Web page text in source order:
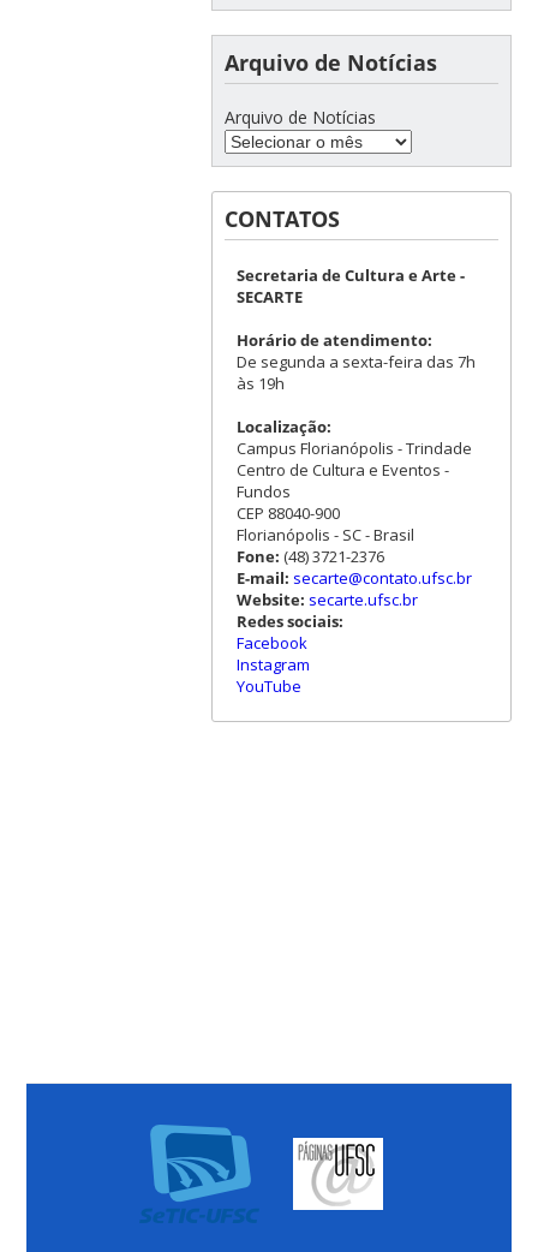
Arquivo de Notícias
Arquivo de Notícias
CONTATOS
Secretaria de Cultura e Arte -
SECARTE
Horário de atendimento:
De segunda a sexta-feira das 7h
às 19h
Localização:
Campus Florianópolis - Trindade
Centro de Cultura e Eventos -
Fundos
CEP 88040-900
Florianópolis - SC - Brasil
Fone: (48) 3721-2376
E-mail: secarte@contato.ufsc.br
Website: secarte.ufsc.br
Redes sociais:
Facebook
Instagram
YouTube